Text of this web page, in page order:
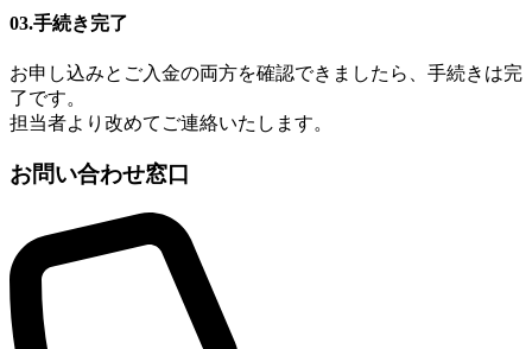
03.手続き完了
お申し込みとご入金の両方を確認できましたら、手続きは完
了です。
担当者より改めてご連絡いたします。
お問い合わせ窓口